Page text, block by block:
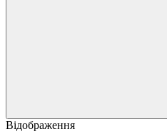
Відображення